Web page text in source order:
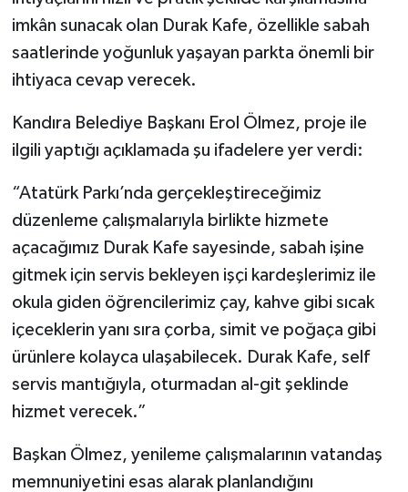
imkân sunacak olan Durak Kafe, özellikle sabah
saatlerinde yoğunluk yaşayan parkta önemli bir
ihtiyaca cevap verecek.
Kandıra Belediye Başkanı Erol Ölmez, proje ile
ilgili yaptığı açıklamada şu ifadelere yer verdi:
“Atatürk Parkı’nda gerçekleştireceğimiz
düzenleme çalışmalarıyla birlikte hizmete
açacağımız Durak Kafe sayesinde, sabah işine
gitmek için servis bekleyen işçi kardeşlerimiz ile
okula giden öğrencilerimiz çay, kahve gibi sıcak
içeceklerin yanı sıra çorba, simit ve poğaça gibi
ürünlere kolayca ulaşabilecek. Durak Kafe, self
servis mantığıyla, oturmadan al-git şeklinde
hizmet verecek.”
Başkan Ölmez, yenileme çalışmalarının vatandaş
memnuniyetini esas alarak planlandığını